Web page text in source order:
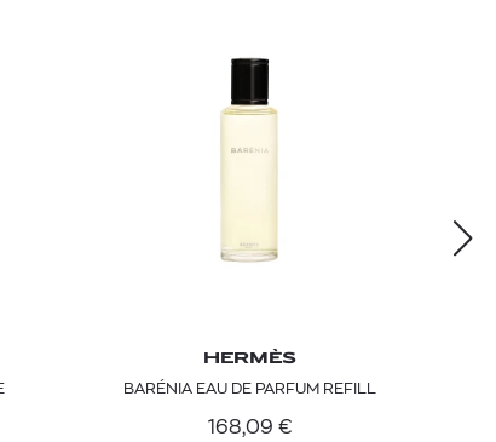
HERMÈS
BARÉNIA EAU DE PARFUM REFILL
168,09 €